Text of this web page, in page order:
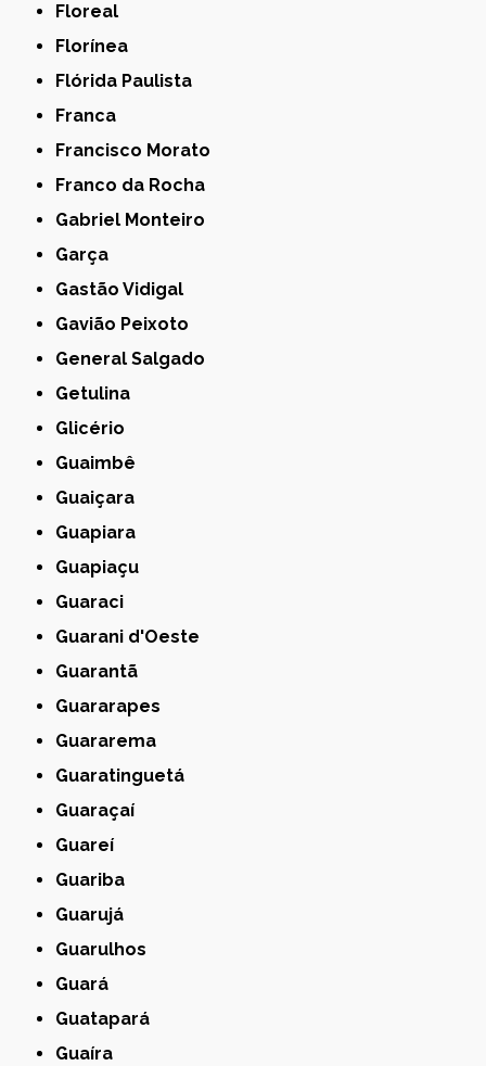
Floreal
Florínea
Flórida Paulista
Franca
Francisco Morato
Franco da Rocha
Gabriel Monteiro
Garça
Gastão Vidigal
Gavião Peixoto
General Salgado
Getulina
Glicério
Guaimbê
Guaiçara
Guapiara
Guapiaçu
Guaraci
Guarani d'Oeste
Guarantã
Guararapes
Guararema
Guaratinguetá
Guaraçaí
Guareí
Guariba
Guarujá
Guarulhos
Guará
Guatapará
Guaíra